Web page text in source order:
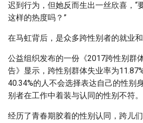
迟到行为，但她反而生出一丝欣喜，“
这样的热度吗？”
在马虹背后，是众多跨性别者的就业和
公益组织发布的一份《2017跨性别群
告》显示，跨性别群体失业率为
40.34%的人不会选择表达自己的性别
别者在工作中着装与认同的性别不符。
经历了青春期胶着的性别认同，跨儿